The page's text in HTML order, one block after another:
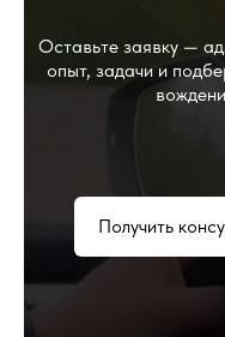
Оставьте заявку —
опыт, задачи и
Получить
© 2003-2026 ЧОУ ДО